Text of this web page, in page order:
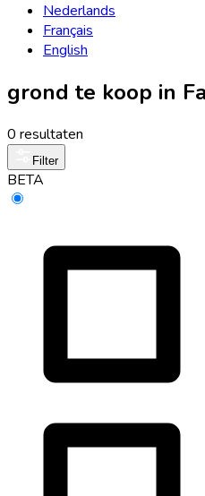
Nederlands
Français
English
grond te koop in
0 resultaten
Filter
BETA